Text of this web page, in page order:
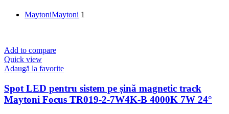
MaytoniMaytoni 1
Add to compare
Quick view
Adaugă la favorite
Spot LED pentru sistem pe șină magnetic track
Maytoni Focus TR019-2-7W4K-B 4000K 7W 24°